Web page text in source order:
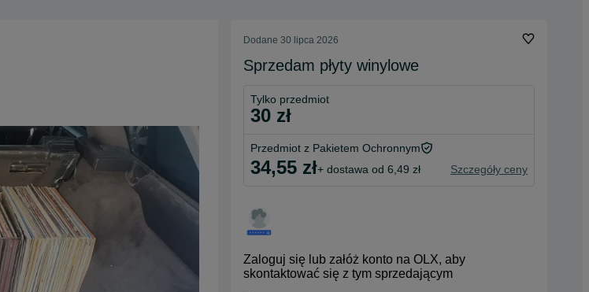
Dodane 30 lipca 2026
Sprzedam płyty winylowe
Tylko przedmiot
30 zł
Przedmiot z Pakietem Ochronnym
34,55 zł+ dostawa od 6,49 zł Szczegóły ceny
Zaloguj się lub załóż konto na OLX, aby
skontaktować się z tym sprzedającym